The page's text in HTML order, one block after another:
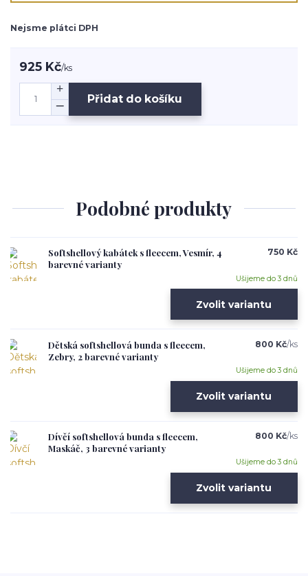
Nejsme plátci DPH
925 Kč/ks
Přidat do košíku
Podobné produkty
Softshellový kabátek s fleecem, Vesmír, 4
barevné varianty
750 Kč
Ušijeme do 3 dnů
Zvolit variantu
Dětská softshellová bunda s fleecem,
Zebry, 2 barevné varianty
800 Kč/ks
Ušijeme do 3 dnů
Zvolit variantu
Dívčí softshellová bunda s fleecem,
Maskáč, 3 barevné varianty
800 Kč/ks
Ušijeme do 3 dnů
Zvolit variantu